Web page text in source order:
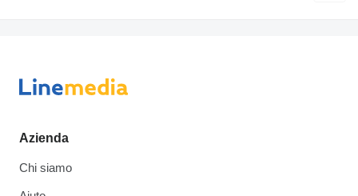
Azienda
Chi siamo